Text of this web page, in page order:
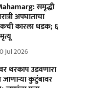
समृद्धी
अपघाताचा
कारला धडक; ६
Jul 2026
थरकाप उडवणारा
कुटुंबावर